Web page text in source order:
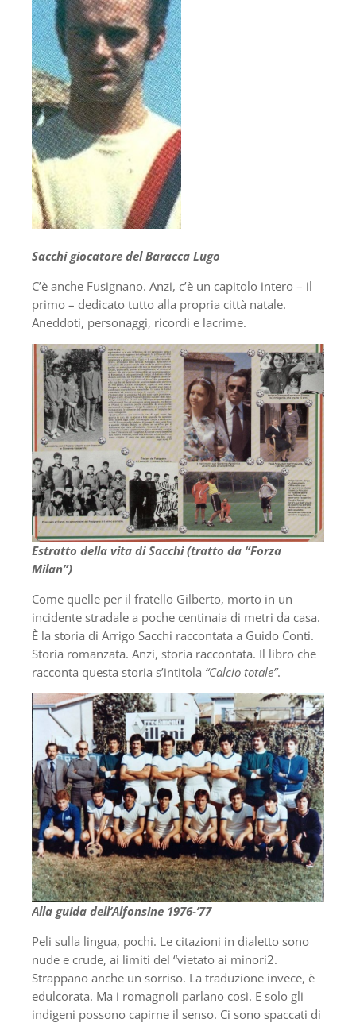
Sacchi giocatore del Baracca Lugo
C’è anche Fusignano. Anzi, c’è un capitolo intero – il
primo – dedicato tutto alla propria città natale.
Aneddoti, personaggi, ricordi e lacrime.
Estratto della vita di Sacchi (tratto da “Forza
Milan”)
Come quelle per il fratello Gilberto, morto in un
incidente stradale a poche centinaia di metri da casa.
È la storia di Arrigo Sacchi raccontata a Guido Conti.
Storia romanzata. Anzi, storia raccontata. Il libro che
racconta questa storia s’intitola “Calcio totale”.
Alla guida dell’Alfonsine 1976-’77
Peli sulla lingua, pochi. Le citazioni in dialetto sono
nude e crude, ai limiti del “vietato ai minori2.
Strappano anche un sorriso. La traduzione invece, è
edulcorata. Ma i romagnoli parlano così. E solo gli
indigeni possono capirne il senso. Ci sono spaccati di